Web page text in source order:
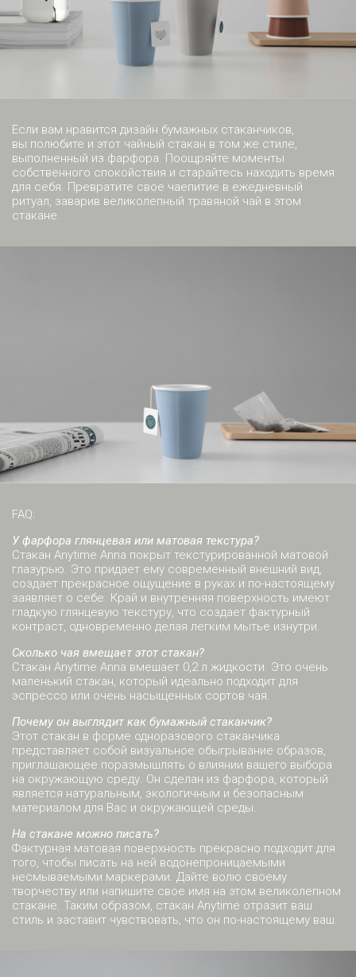
Если вам нравится дизайн бумажных стаканчиков,
вы полюбите и этот чайный стакан в том же стиле,
выполненный из фарфора. Поощряйте моменты
собственного спокойствия и старайтесь находить время
для себя. Превратите свое чаепитие в ежедневный
ритуал, заварив великолепный травяной чай в этом
стакане.
FAQ:
У фарфора глянцевая или матовая текстура?
Стакан Anytime Anna покрыт текстурированной матовой
глазурью. Это придает ему современный внешний вид,
создает прекрасное ощущение в руках и по-настоящему
заявляет о себе. Край и внутренняя поверхность имеют
гладкую глянцевую текстуру, что создает фактурный
контраст, одновременно делая легким мытье изнутри.
Сколько чая вмещает этот стакан?
Стакан Anytime Anna вмешает 0,2 л жидкости. Это очень
маленький стакан, который идеально подходит для
эспрессо или очень насыщенных сортов чая.
Почему он выглядит как бумажный стаканчик?
Этот стакан в форме одноразового стаканчика
представляет собой визуальное обыгрывание образов,
приглашающее поразмышлять о влиянии вашего выбора
на окружающую среду. Он сделан из фарфора, который
является натуральным, экологичным и безопасным
материалом для Вас и окружающей среды.
На стакане можно писать?
Фактурная матовая поверхность прекрасно подходит для
того, чтобы писать на ней водонепроницаемыми
несмываемыми маркерами. Дайте волю своему
творчеству или напишите свое имя на этом великолепном
стакане. Таким образом, стакан Anytime отразит ваш
стиль и заставит чувствовать, что он по-настоящему ваш.